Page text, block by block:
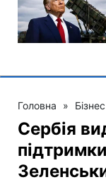
Головна » Бізнес
Сербія